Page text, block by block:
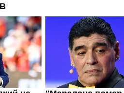
перемогу
06.08.26 13:33
Невдачу
світу
допомогою
06.08.26 09:39
Іспанія
проводити
разом із